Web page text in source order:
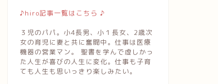
♪hiro記事一覧はこちら ♪
３児のパパ。小4長男、小１長女、2歳次
女の育児に妻と共に奮闘中。仕事は医療
機器の営業マン。 聖書を学んで虚しかっ
た人生が喜びの人生に変化。仕事も子育
ても人生も思いっきり楽しみたい。